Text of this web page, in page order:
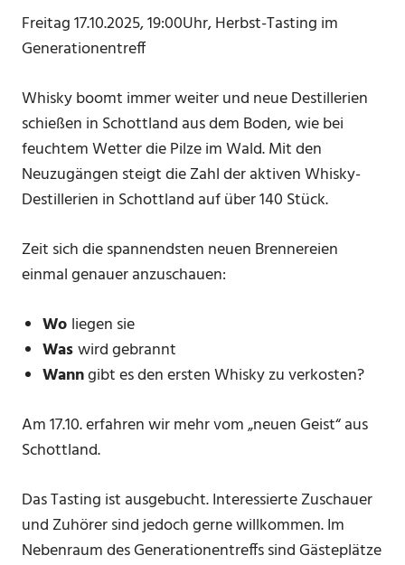
Freitag 17.10.2025, 19:00Uhr, Herbst-Tasting im
Generationentreff
Whisky boomt immer weiter und neue Destillerien
schießen in Schottland aus dem Boden, wie bei
feuchtem Wetter die Pilze im Wald. Mit den
Neuzugängen steigt die Zahl der aktiven Whisky-
Destillerien in Schottland auf über 140 Stück.
Zeit sich die spannendsten neuen Brennereien
einmal genauer anzuschauen:
Wo liegen sie
Waswird gebrannt
Wanngibt es den ersten Whisky zu verkosten?
Am 17.10. erfahren wir mehr vom „neuen Geist“ aus
Schottland.
Das Tasting ist ausgebucht. Interessierte Zuschauer
und Zuhörer sind jedoch gerne willkommen. Im
Nebenraum des Generationentreffs sind Gästeplätze